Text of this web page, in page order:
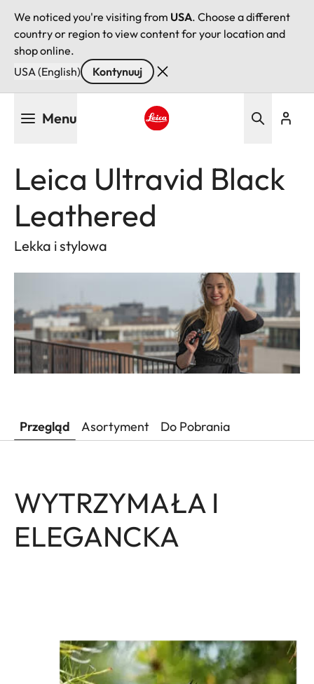
We noticed you're visiting from USA. Choose a different
country or region to view content for your location and
shop online.
USA (English)
Kontynuuj
Menu
Leica Ultravid Black
Leathered
Lekka i stylowa
Przegląd Asortyment Do Pobrania
WYTRZYMAŁA I
ELEGANCKA